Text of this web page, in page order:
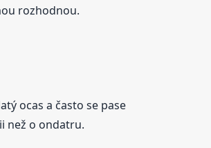
rozhodnou.
ocas a často se pase
než o ondatru.